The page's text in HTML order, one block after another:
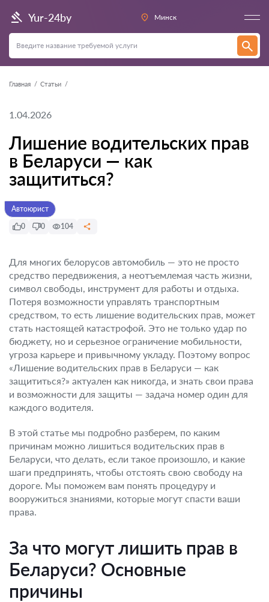
Yur-24by Минск
Главная Статьи
1.04.2026
Лишение водительских прав
в Беларуси — как
защититься?
Автоюрист
0
0 104
Для многих белорусов автомобиль — это не просто
средство передвижения, а неотъемлемая часть жизни,
символ свободы, инструмент для работы и отдыха.
Потеря возможности управлять транспортным
средством, то есть лишение водительских прав, может
стать настоящей катастрофой. Это не только удар по
бюджету, но и серьезное ограничение мобильности,
угроза карьере и привычному укладу. Поэтому вопрос
«Лишение водительских прав в Беларуси — как
защититься?» актуален как никогда, и знать свои права
и возможности для защиты — задача номер один для
каждого водителя.
В этой статье мы подробно разберем, по каким
причинам можно лишиться водительских прав в
Беларуси, что делать, если такое произошло, и какие
шаги предпринять, чтобы отстоять свою свободу на
дороге. Мы поможем вам понять процедуру и
вооружиться знаниями, которые могут спасти ваши
права.
За что могут лишить прав в
Беларуси? Основные
причины